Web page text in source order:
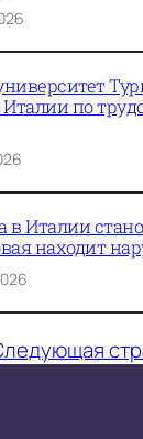
по
в Италии
находит